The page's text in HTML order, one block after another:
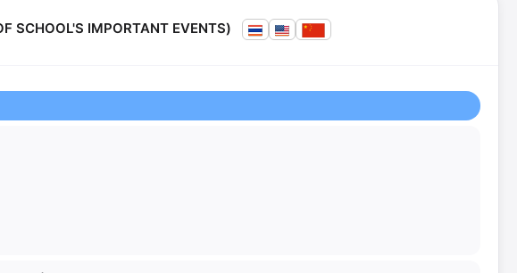
SCHOOL'S IMPORTANT EVENTS)